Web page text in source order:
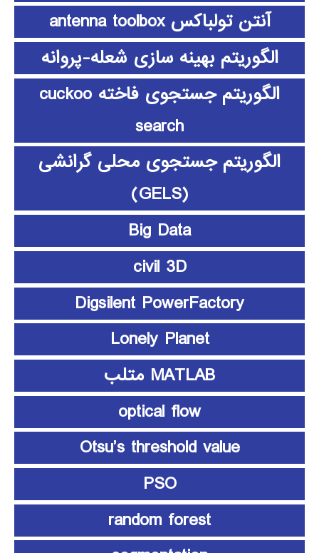
آنتن تولباکس antenna toolbox
الگوریتم بهینه سازی شعله-پروانه
الگوریتم جستجوی فاخته cuckoo
search
الگوریتم جستجوی محلی گرانشی
(GELS)
Big Data
civil 3D
Digsilent PowerFactory
Lonely Planet
MATLAB متلب
optical flow
Otsu’s threshold value
PSO
random forest